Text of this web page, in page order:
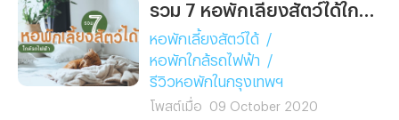
หอพักเลี้ยงสัตว์ได้
/
หอพักใกล้รถไฟฟ้า
/
รีวิวหอพักในกรุงเทพฯ
โพสต์เมื่อ 09 October 2020